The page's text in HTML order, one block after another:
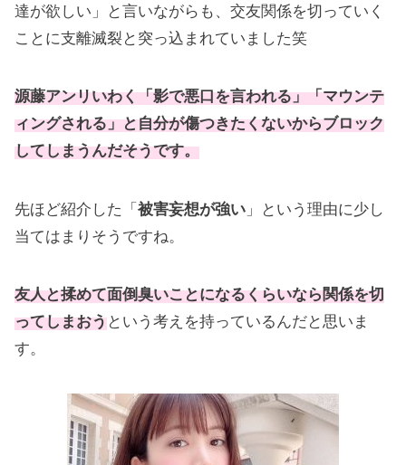
達が欲しい」と言いながらも、交友関係を切っていく
ことに支離滅裂と突っ込まれていました笑
源藤アンリいわく「影で悪口を言われる」「マウンテ
ィングされる」と自分が傷つきたくないからブロック
してしまうんだそうです。
先ほど紹介した「被害妄想が強い 」という理由に少し
当てはまりそうですね。
友人と揉めて面倒臭いことになるくらいなら関係を切
ってしまおうという考えを持っているんだと思いま
す。